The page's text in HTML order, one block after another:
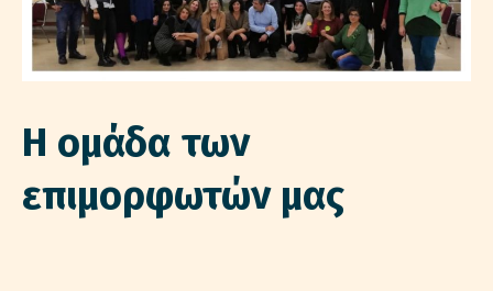
Η ομάδα των
επιμορφωτών μας